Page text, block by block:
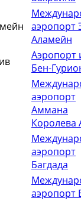
аэропорт
Аламейн
Аэропорт
Бен-
аэропорт
Аммана
Королева
аэропорт
Багдада
аэропорт